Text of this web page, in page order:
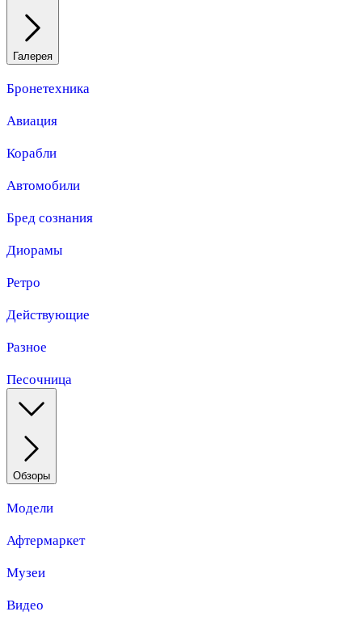
Галерея
Бронетехника
Авиация
Корабли
Автомобили
Бред сознания
Диорамы
Ретро
Действующие
Разное
Песочница
Обзоры
Модели
Афтермаркет
Музеи
Видео